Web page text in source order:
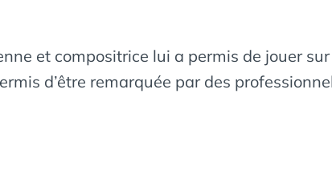
et compositrice lui a permis de jouer
d’être remarquée par des